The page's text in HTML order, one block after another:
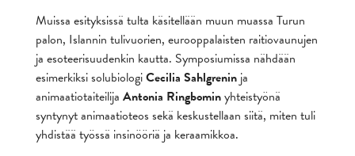
Muissa esityksissä tulta käsitellään muun muassa Turun
palon, Islannin tulivuorien, eurooppalaisten raitiovaunujen
ja esoteerisuudenkin kautta. Symposiumissa nähdään
esimerkiksi solubiologiCecilia Sahlgrenin ja
animaatiotaiteilija Antonia Ringbominyhteistyönä
syntynyt animaatioteos sekä keskustellaan siitä, miten tuli
yhdistää työssä insinööriä ja keraamikkoa.